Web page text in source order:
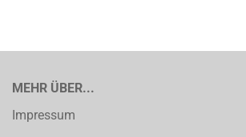
MEHR ÜBER...
Impressum